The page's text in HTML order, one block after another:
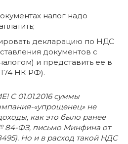
налог надо
декларацию по НДС
документов с
и представить ее в
НК РФ).
01.01.2016 суммы
«упрощенец» не
как это было ранее
84-ФЗ, письмо Минфина от
Но и в расход такой НДС